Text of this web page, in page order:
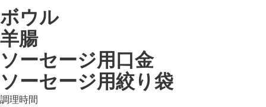
ボウル
羊腸
ソーセージ用口金
ソーセージ用絞り袋
調理時間